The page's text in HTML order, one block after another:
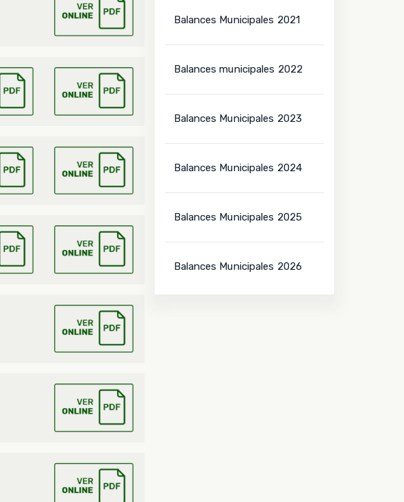
Balances Municipales 2021
Balances municipales 2022
Balances Municipales 2023
Balances Municipales 2024
Balances Municipales 2025
Balances Municipales 2026